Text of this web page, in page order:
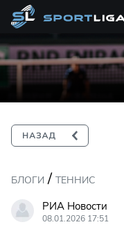
БЛОГИ / ТЕННИС
РИА Новости
08.01.2026 17:51